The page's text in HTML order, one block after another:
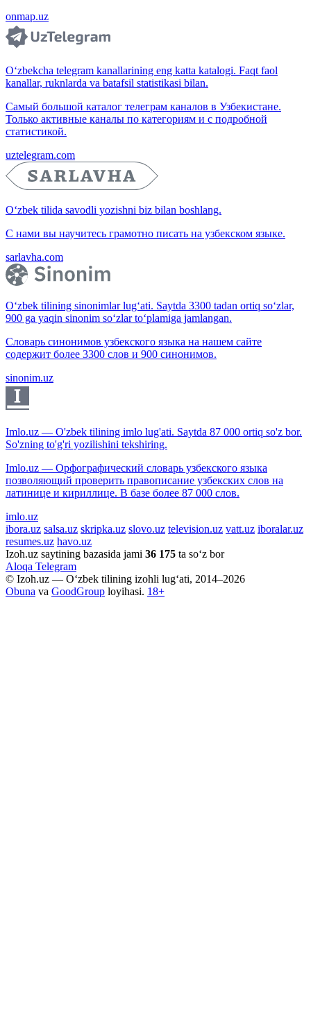
onmap.uz
O‘zbekcha telegram kanallarining eng katta katalogi. Faqt faol
kanallar, ruknlarda va batafsil statistikasi bilan.
Самый большой каталог телеграм каналов в Узбекистане.
Только активные каналы по категориям и с подробной
статистикой.
uztelegram.com
O‘zbek tilida savodli yozishni biz bilan boshlang.
С нами вы научитесь грамотно писать на узбекском языке.
sarlavha.com
O‘zbek tilining sinonimlar lug‘ati. Saytda 3300 tadan ortiq so‘zlar,
900 ga yaqin sinonim so‘zlar to‘plamiga jamlangan.
Словарь синонимов узбекского языка на нашем сайте
содержит более 3300 слов и 900 синонимов.
sinonim.uz
Imlo.uz — O'zbek tilining imlo lug'ati. Saytda 87 000 ortiq so'z bor.
So'zning to'g'ri yozilishini tekshiring.
Imlo.uz — Орфографический словарь узбекского языка
позволяющий проверить правописание узбекских слов на
латинице и кириллице. В базе более 87 000 слов.
imlo.uz
ibora.uz salsa.uz skripka.uz slovo.uz television.uz vatt.uz iboralar.uz
resumes.uz havo.uz
Izoh.uz saytining bazasida jami 36 175 ta so‘z bor
Aloqa Telegram
© Izoh.uz — O‘zbek tilining izohli lug‘ati, 2014–2026
Obuna va GoodGroup loyihasi. 18+